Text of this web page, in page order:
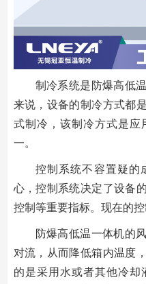
制冷系统是防爆高低
来说，设备的制冷方式都
式制冷，该制冷方式是应
一。
控制系统不容置疑的
心，控制系统决定了设备
控制等重要指标。现在的
防爆高低温一体机的
对流，从而降低箱内温度
的是采用水或者其他冷